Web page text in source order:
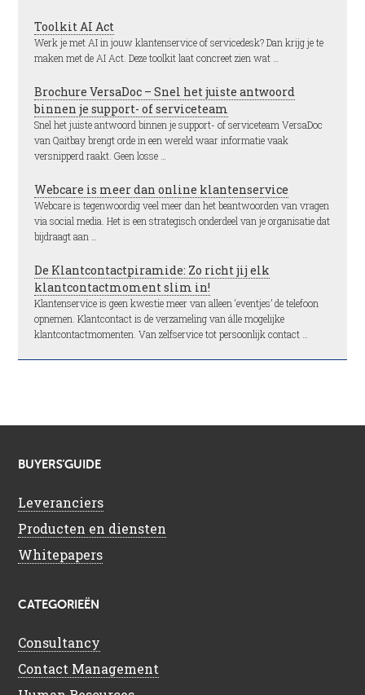
Toolkit AI Act
Werk je met AI in jouw klantenservice of servicedesk? Dan krijg je te
maken met de AI Act. Deze toolkit laat concreet zien wat …
Brochure VersaDoc – Snel het juiste antwoord
binnen je support- of serviceteam
Snel het juiste antwoord binnen je support- of serviceteam VersaDoc
van Qaitbay brengt orde in een wereld waar informatie vaak
versnipperd raakt. Geen losse …
Webcare is meer dan online klantenservice
Webcare is tegenwoordig veel meer dan het beantwoorden van vragen
via social media. Het is een strategisch onderdeel van je organisatie dat
bijdraagt aan …
De Klantcontactpiramide: Zo richt jij elk
klantcontactmoment slim in!
Klantenservice is geen kwestie meer van alleen ‘eventjes’ de telefoon
opnemen. Klantcontact is de verzameling van álle mogelijke
klantcontactmomenten. Van zelfservice tot persoonlijk contact …
BUYERS’GUIDE
Leveranciers
Producten en diensten
Whitepapers
CATEGORIEËN
Consultancy
Contact Management